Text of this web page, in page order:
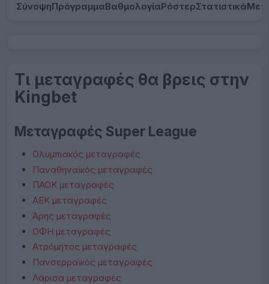
ΣύνοψηΠρόγραμμαΒαθμολογίαΡόστερΣτατιστικά
Τι μεταγραφές θα βρεις στην
Kingbet
Μεταγραφές Super League
Ολυμπιακός μεταγραφές
Παναθηναϊκός μεταγραφές
ΠΑΟΚ μεταγραφές
ΑΕΚ μεταγραφές
Άρης μεταγραφές
ΟΦΗ μεταγραφές
Ατρόμητος μεταγραφές
Πανσερραϊκός μεταγραφές
Λάρισα μεταγραφές